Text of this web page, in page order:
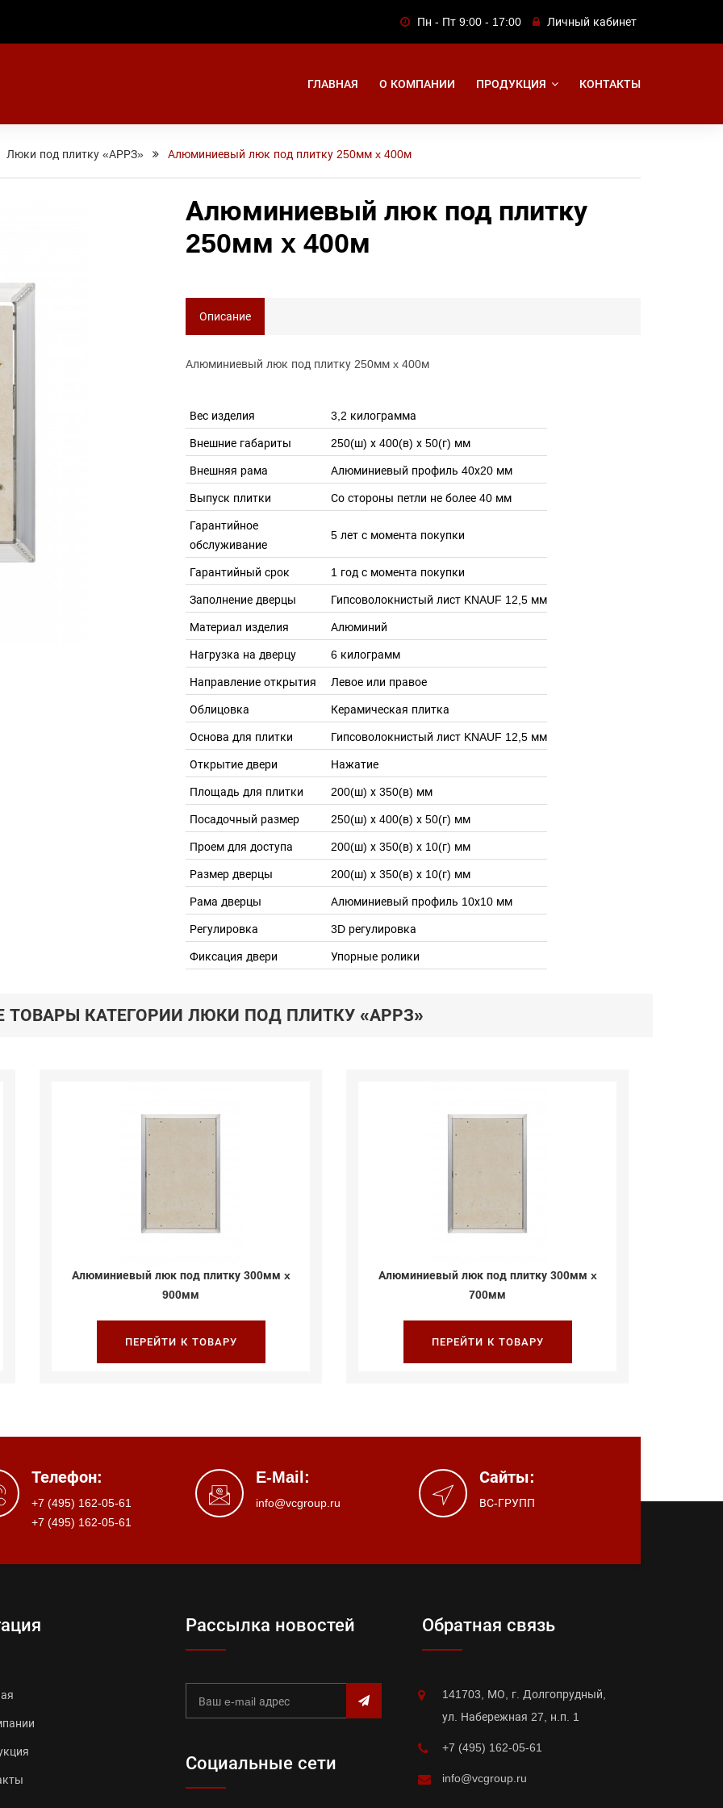
Пн - Пт 9:00 - 17:00 Личный кабинет
ГЛАВНАЯ О КОМПАНИИ ПРОДУКЦИЯ КОНТАКТЫ
Люки под плитку «АРРЗ» Алюминиевый люк под плитку 250мм x 400м
Алюминиевый люк под плитку
250мм x 400м
Описание
Алюминиевый люк под плитку 250мм x 400м
Вес изделия 3,2 килограмма
Внешние габариты 250(ш) х 400(в) х 50(г) мм
Внешняя рама Алюминиевый профиль 40х20 мм
Выпуск плитки Со стороны петли не более 40 мм
Гарантийное
обслуживание
5 лет с момента покупки
Гарантийный срок 1 год с момента покупки
Заполнение дверцы Гипсоволокнистый лист KNAUF 12,5 мм
Материал изделия Алюминий
Нагрузка на дверцу 6 килограмм
Направление открытия Левое или правое
Облицовка Керамическая плитка
Основа для плитки Гипсоволокнистый лист KNAUF 12,5 мм
Открытие двери Нажатие
Площадь для плитки 200(ш) х 350(в) мм
Посадочный размер 250(ш) х 400(в) х 50(г) мм
Проем для доступа 200(ш) х 350(в) х 10(г) мм
Размер дверцы 200(ш) х 350(в) х 10(г) мм
Рама дверцы Алюминиевый профиль 10х10 мм
Регулировка 3D регулировка
Фиксация двери Упорные ролики
ТОВАРЫ КАТЕГОРИИ ЛЮКИ ПОД ПЛИТКУ «АРРЗ»
Алюминиевый люк под плитку 300мм x
900мм
ПЕРЕЙТИ К ТОВАРУ
Алюминиевый люк под плитку 300мм x
700мм
ПЕРЕЙТИ К ТОВАРУ
Телефон:
+7 (495) 162-05-61
+7 (495) 162-05-61
E-Mail:
info@vcgroup.ru
Сайты:
ВС-ГРУПП
Рассылка новостей
Социальные сети
Обратная связь
141703, МО, г. Долгопрудный,
ул. Набережная 27, н.п. 1
+7 (495) 162-05-61
info@vcgroup.ru